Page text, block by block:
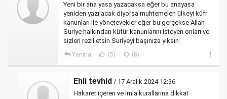
Yeni bir ana yasa yazacaksa eğer bu anayasa
yeniden yazılacak diyorsa muhtemelen ülkeyi küfr
kanunları ile yönetevekler eğer bu gerçekse Allah
Suriye halkından küfür kanunlarını isteyen onları ve
sizleri rezil etsin Suriyeyi başınıza yıksın
Yanıtla (5) (8)
Ehli tevhid / 17 Aralık 2024 12:36
Hakaret içeren ve imla kurallarına dikkat